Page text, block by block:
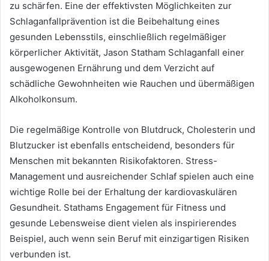
zu schärfen. Eine der effektivsten Möglichkeiten zur
Schlaganfallprävention ist die Beibehaltung eines
gesunden Lebensstils, einschließlich regelmäßiger
körperlicher Aktivität, Jason Statham Schlaganfall einer
ausgewogenen Ernährung und dem Verzicht auf
schädliche Gewohnheiten wie Rauchen und übermäßigen
Alkoholkonsum.
Die regelmäßige Kontrolle von Blutdruck, Cholesterin und
Blutzucker ist ebenfalls entscheidend, besonders für
Menschen mit bekannten Risikofaktoren. Stress-
Management und ausreichender Schlaf spielen auch eine
wichtige Rolle bei der Erhaltung der kardiovaskulären
Gesundheit. Stathams Engagement für Fitness und
gesunde Lebensweise dient vielen als inspirierendes
Beispiel, auch wenn sein Beruf mit einzigartigen Risiken
verbunden ist.